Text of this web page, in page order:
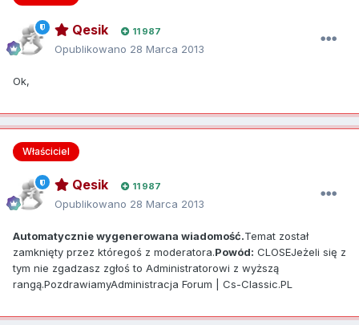
Qesik 11 987
Opublikowano 28 Marca 2013
Ok,
Właściciel
Qesik 11 987
Opublikowano 28 Marca 2013
Automatycznie wygenerowana wiadomość.Temat został
zamknięty przez któregoś z moderatora.Powód: CLOSEJeżeli się z
tym nie zgadzasz zgłoś to Administratorowi z wyższą
rangą.PozdrawiamyAdministracja Forum | Cs-Classic.PL